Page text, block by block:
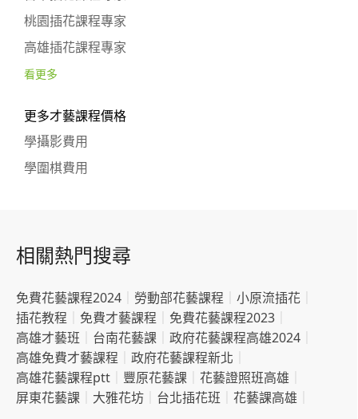
桃園插花課程專家
高雄插花課程專家
看更多
更多才藝課程價格
學攝影費用
學圍棋費用
相關熱門搜尋
免費花藝課程2024 勞動部花藝課程 小原流插花
插花教程
免費才藝課程 免費花藝課程2023
高雄才藝班
台南花藝課 政府花藝課程高雄2024
高雄免費才藝課程
政府花藝課程新北
高雄花藝課程ptt
豐原花藝課 花藝證照班高雄
屏東花藝課
大雅花坊 台北插花班 花藝課高雄